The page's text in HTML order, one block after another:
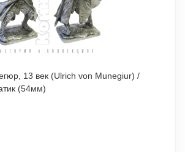
13 век (Ulrich von Munegiur) /
(54мм)